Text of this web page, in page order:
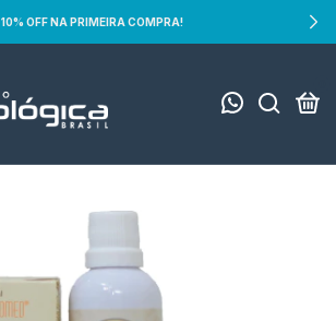
10% OFF NA PRIMEIRA COMPRA!